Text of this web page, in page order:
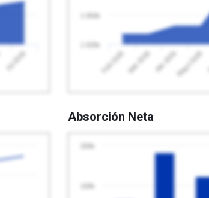
Jul 2026 Feb 2026 Mar 2026 Abr 2026Mayo 2026
Absorción Neta